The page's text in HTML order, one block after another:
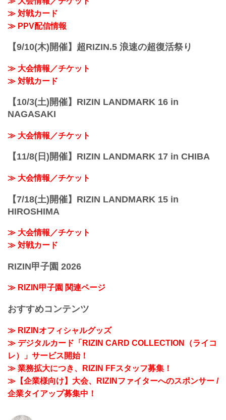
≫ 対戦カード
≫ PPV配信情報
【9/10(木)開催】超RIZIN.5 浪速の超復活祭り
≫ 大会情報／チケット
≫ 対戦カード
【10/3(土)開催】RIZIN LANDMARK 16 in
NAGASAKI
≫ 大会情報／チケット
【11/8(日)開催】RIZIN LANDMARK 17 in CHIBA
≫ 大会情報／チケット
【7/18(土)開催】RIZIN LANDMARK 15 in
HIROSHIMA
≫ 大会情報／チケット
≫ 対戦カード
RIZIN甲子園 2026
≫ RIZIN甲子園 関連ページ
おすすめコンテンツ
≫ RIZINオフィシャルグッズ
≫ デジタルカード「RIZIN CARD COLLECTION（ライコ
レ）」サービス開始！
≫ 業務拡大につき、RIZIN FFスタッフ募集！
≫【企業様向け】大会、RIZINファイターへのスポンサー /
企業タイアップ募集中！